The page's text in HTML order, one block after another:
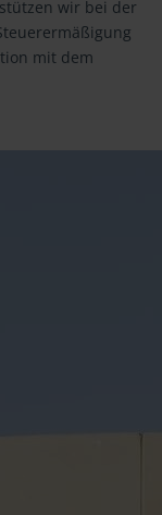
wir bei der
mit dem